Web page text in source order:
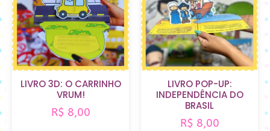
LIVRO 3D: O CARRINHO
VRUM!
R$ 8,00
LIVRO POP-UP:
INDEPENDÊNCIA DO
BRASIL
R$ 8,00